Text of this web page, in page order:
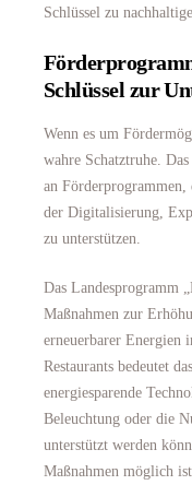
Schlüssel zu
Schlüssel zur
Wenn es um
wahre Schatztruhe.
an Förderprogrammen,
der Digitalisierung,
zu unterstützen.
Das Landesprogramm
Maßnahmen zur
erneuerbarer Energien
Restaurants bedeutet
energiesparende
Beleuchtung oder die
unterstützt werden
Maßnahmen möglich